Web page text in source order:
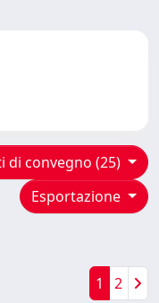
di convegno (25)
Esportazione
1 2